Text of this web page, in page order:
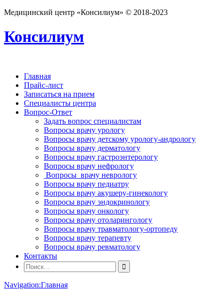
Медицинский центр «Консилиум» © 2018-2023
Консилиум
Главная
Прайс-лист
Записаться на прием
Специалисты центра
Вопрос-Ответ
Задать вопрос специалистам
Вопросы врачу урологу
Вопросы врачу детскому урологу-андрологу
Вопросы врачу дерматологу
Вопросы врачу гастроэнтерологу
Вопросы врачу нефрологу
Вопросы врачу неврологу
Вопросы врачу педиатру
Вопросы врачу акушеру-гинекологу
Вопросы врачу эндокринологу
Вопросы врачу онкологу
Вопросы врачу отоларингологу
Вопросы врачу травматологу-ортопеду
Вопросы врачу терапевту
Вопросы врачу ревматологу
Контакты
Navigation:Главная